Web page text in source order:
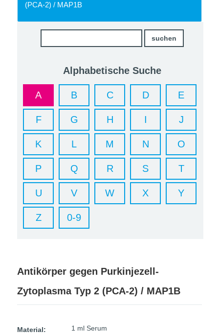
(PCA-2) / MAP1B
Alphabetische Suche
A B C D E
F G H I J
K L M N O
P Q R S T
U V W X Y
Z 0-9
Antikörper gegen Purkinjezell-
Zytoplasma Typ 2 (PCA-2) / MAP1B
Material:
1 ml Serum